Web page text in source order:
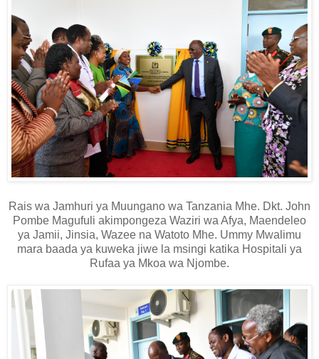
Rais wa Jamhuri ya Muungano wa Tanzania Mhe. Dkt. John
Pombe Magufuli akimpongeza Waziri wa Afya, Maendeleo
ya Jamii, Jinsia, Wazee na Watoto Mhe. Ummy Mwalimu
mara baada ya kuweka jiwe la msingi katika Hospitali ya
Rufaa ya Mkoa wa Njombe.